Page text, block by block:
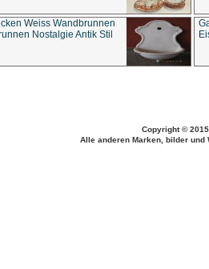
Weiss Wandbrunnen
Nostalgie Antik Stil
Copyright ©
Alle anderen Marken, bilder und